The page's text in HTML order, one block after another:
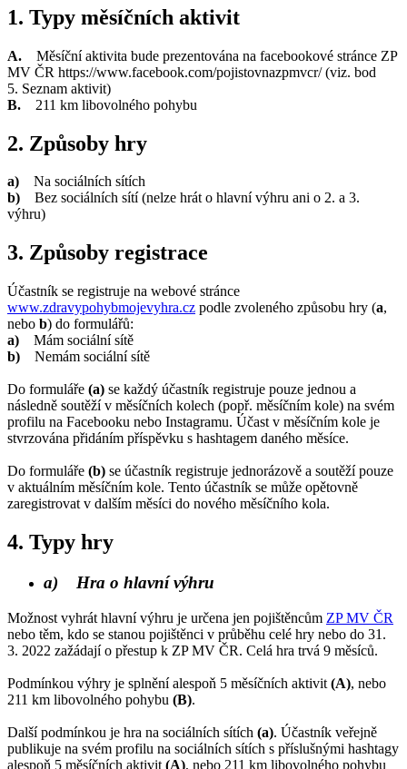
1. Typy měsíčních aktivit
A.
Měsíční aktivita bude prezentována na facebookové stránce ZP
MV ČR https://www.facebook.com/pojistovnazpmvcr/ (viz. bod
5. Seznam aktivit)
B.
211 km libovolného pohybu
2. Způsoby hry
a) Na sociálních sítích
b)
Bez sociálních sítí (nelze hrát o hlavní výhru ani o 2. a 3.
výhru)
3. Způsoby registrace
Účastník se registruje na webové stránce
www.zdravypohybmojevyhra.cz podle zvoleného způsobu hry (a,
nebo b) do formulářů:
a) Mám sociální sítě
b)
Nemám sociální sítě
Do formuláře (a) se každý účastník registruje pouze jednou a
následně soutěží v měsíčních kolech (popř. měsíčním kole) na svém
profilu na Facebooku nebo Instagramu. Účast v měsíčním kole je
stvrzována přidáním příspěvku s hashtagem daného měsíce.
Do formuláře (b) se účastník registruje jednorázově a soutěží pouze
v aktuálním měsíčním kole. Tento účastník se může opětovně
zaregistrovat v dalším měsíci do nového měsíčního kola.
4. Typy hry
a) Hra o hlavní výhru
Možnost vyhrát hlavní výhru je určena jen pojištěncům ZP MV ČR
nebo těm, kdo se stanou pojištěnci v průběhu celé hry nebo do 31.
3. 2022 zažádají o přestup k ZP MV ČR. Celá hra trvá 9 měsíců.
Podmínkou výhry je splnění alespoň 5 měsíčních aktivit (A), nebo
211 km libovolného pohybu (B).
Další podmínkou je hra na sociálních sítích (a). Účastník veřejně
publikuje na svém profilu na sociálních sítích s příslušnými hashtagy
alespoň 5 měsíčních aktivit (A), nebo 211 km libovolného pohybu